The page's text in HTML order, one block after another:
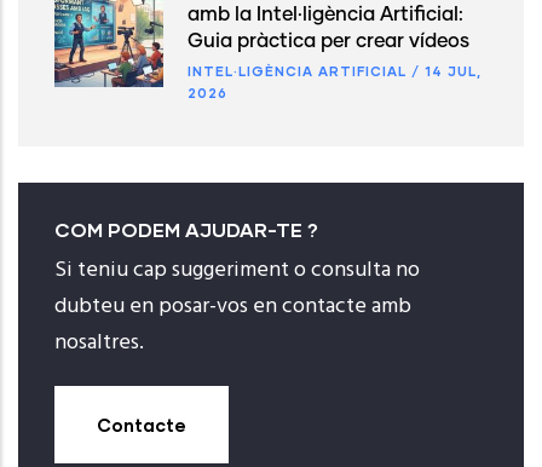
amb la Intel·ligència Artificial:
Guia pràctica per crear vídeos
INTEL·LIGÈNCIA ARTIFICIAL / 14 JUL,
2026
COM PODEM AJUDAR-TE ?
Si teniu cap suggeriment o consulta no
dubteu en posar-vos en contacte amb
nosaltres.
Contacte